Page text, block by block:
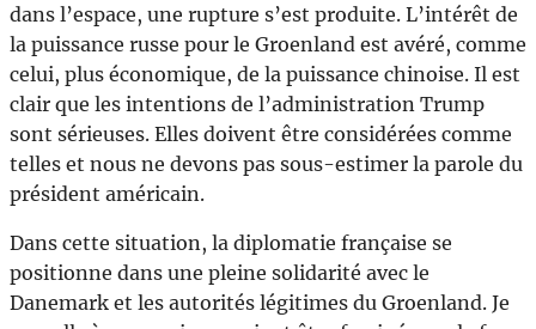
dans l’espace, une rupture s’est produite. L’intérêt de
la puissance russe pour le Groenland est avéré, comme
celui, plus économique, de la puissance chinoise. Il est
clair que les intentions de l’administration Trump
sont sérieuses. Elles doivent être considérées comme
telles et nous ne devons pas sous-estimer la parole du
président américain.
Dans cette situation, la diplomatie française se
positionne dans une pleine solidarité avec le
Danemark et les autorités légitimes du Groenland. Je